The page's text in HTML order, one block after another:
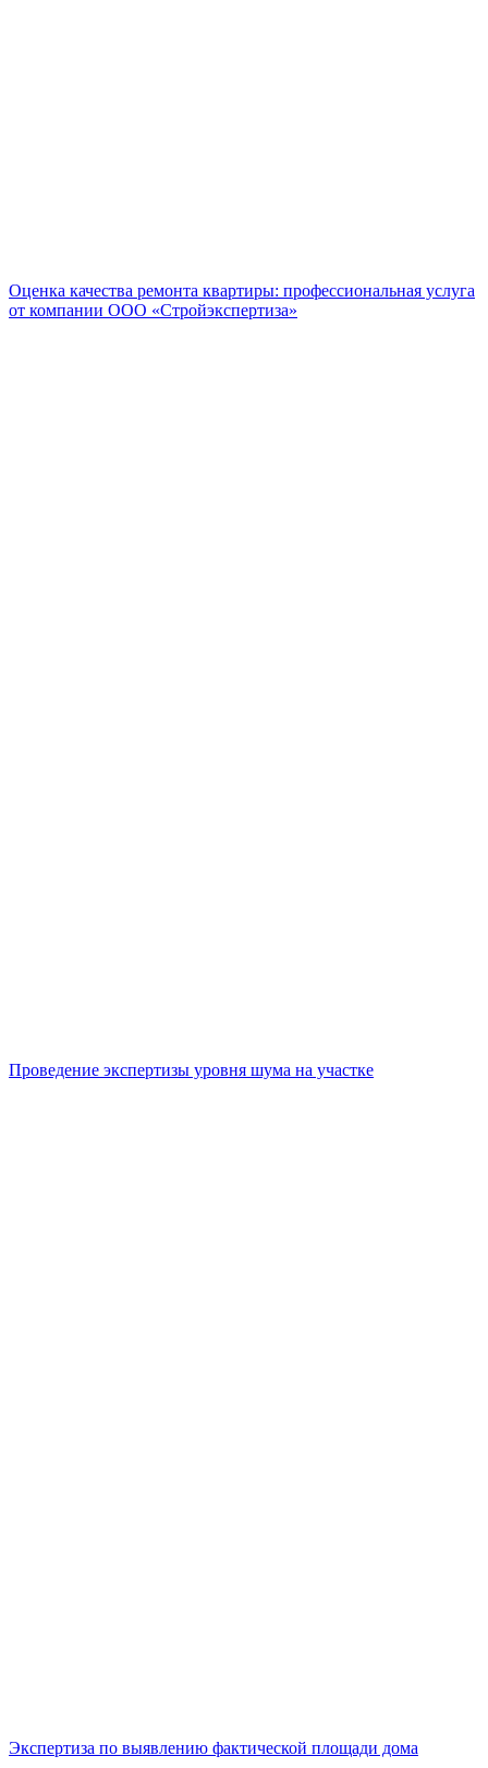
Оценка качества ремонта квартиры: профессиональная услуга
от компании ООО «Стройэкспертиза»
Проведение экспертизы уровня шума на участке
Экспертиза по выявлению фактической площади дома